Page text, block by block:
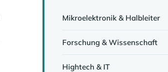
Mikroelektronik & Halbleiter
Forschung & Wissenschaft
Hightech & IT